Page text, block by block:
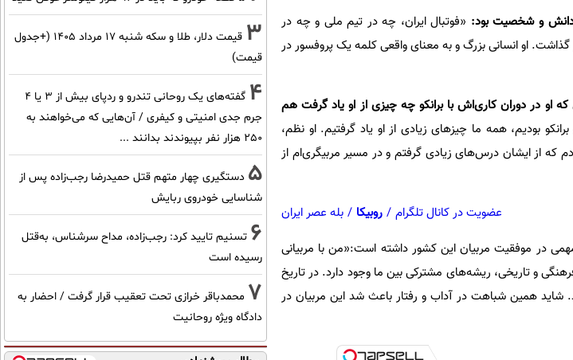
دانش و شخصیت بود: «فوتبال ایران، چه در تیم ملی و چه در
او انسانی بزرگ و به معنای واقعی کلمه یک پروفسور در
در دوران کاری‌اش با برانکو چه چیزی از او یاد گرفت هم
بودیم، همه ما چیزهای زیادی از او یاد گرفتیم. او نظم،
که از ایشان درس‌های زیادی گرفتم و در مسیر مربیگری‌ام از
عضویت در کانال تلگرام / روبیکا / بله عصر ایران
در موفقیت مربیان این کشور داشته است:«من با مربیانی
فرهنگی و تاریخی، ریشه‌های مشترکی بین ما وجود دارد. در تاریخ
شاید همین شباهت در آداب و رفتار باعث شد این مربیان در
3
قیمت دلار، طلا و سکه شنبه ۱۷ مرداد ۱۴۰۵ (+جدول
قیمت)
4
گفته‌های یک روحانی تندرو و ردپای بیش از ۳ یا ۴
جرم جدی امنیتی و کیفری / آن‌هایی که می‌خواهند به
۲۵۰ هزار نفر بپیوندند بدانند ...
5 دستگیری چهار متهم قتل حمیدرضا رجب‌زاده پس از
شناسایی خودروی ربایش
6 تسنیم تایید کرد: رجب‌زاده، مداح سرشناس، به‌قتل
رسیده است
7 محمدباقر خرازی تحت تعقیب قرار گرفت / احضار به
دادگاه ویژه روحانیت